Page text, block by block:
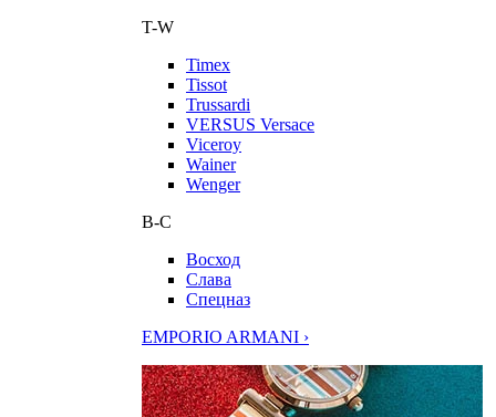
T-W
Timex
Tissot
Trussardi
VERSUS Versace
Viceroy
Wainer
Wenger
В-С
Восход
Слава
Спецназ
EMPORIO ARMANI ›